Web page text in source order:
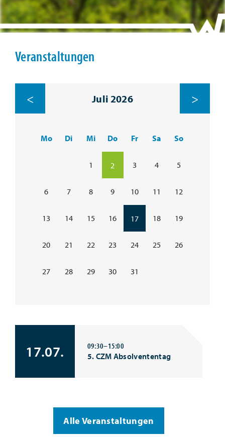
Veranstaltungen
Juli 2026
Mo Di Mi Do Fr Sa So
1 2 3 4 5
6 7 8 9 10 11 12
13 14 15 16 17 18 19
20 21 22 23 24 25 26
27 28 29 30 31
< >
17.07.
09:30–15:00
5. CZM Absolvententag
Alle Veranstaltungen